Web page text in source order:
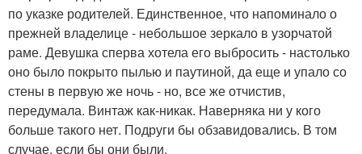
по указке родителей. Единственное, что напоминало о
прежней владелице - небольшое зеркало в узорчатой
раме. Девушка сперва хотела его выбросить - настолько
оно было покрыто пылью и паутиной, да еще и упало со
стены в первую же ночь - но, все же отчистив,
передумала. Винтаж как-никак. Наверняка ни у кого
больше такого нет. Подруги бы обзавидовались. В том
случае, если бы они были.